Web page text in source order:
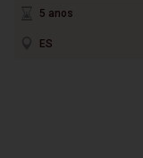
5 anos
ES